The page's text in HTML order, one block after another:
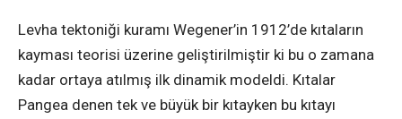
Levha tektoniği kuramı Wegener’in 1912’de kıtaların
kayması teorisi üzerine geliştirilmiştir ki bu o zamana
kadar ortaya atılmış ilk dinamik modeldi. Kıtalar
Pangea denen tek ve büyük bir kıtayken bu kıtayı